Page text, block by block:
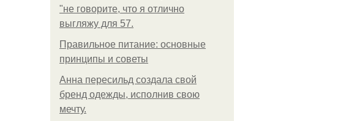
"не говорите, что я отлично
выгляжу для 57.
Правильное питание: основные
принципы и советы
Анна пересильд создала свой
бренд одежды, исполнив свою
мечту.